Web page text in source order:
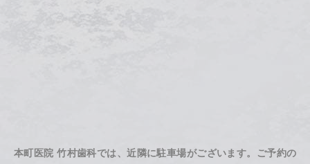
本町医院 竹村歯科では、近隣に駐車場がございます。ご予約の